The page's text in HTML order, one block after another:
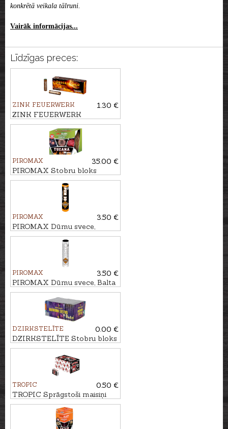
konkrētā veikala tālruni.
Vairāk informācijas...
Līdzīgas preces:
ZINK FEUERWERK
1.30 €
ZINK FEUERWERK
Signālraķete DESERT GOLD,
PIROMAX
35.00 €
PIROMAX Stobru bloks
TUCANA, 36 - ŠĀV.
PIROMAX
3.50 €
PIROMAX Dūmu svece,
oranaža PXM30
PIROMAX
3.50 €
PIROMAX Dūmu svece, Balta
PXM30
DZIRKSTELĪTE
0.00 €
DZIRKSTELĪTE Stobru bloks
BRĪNUMU LIETUS, 71 - ŠĀV.
TROPIC
0.50 €
TROPIC Sprāgstoši maisiņi
T8500, 50gb.